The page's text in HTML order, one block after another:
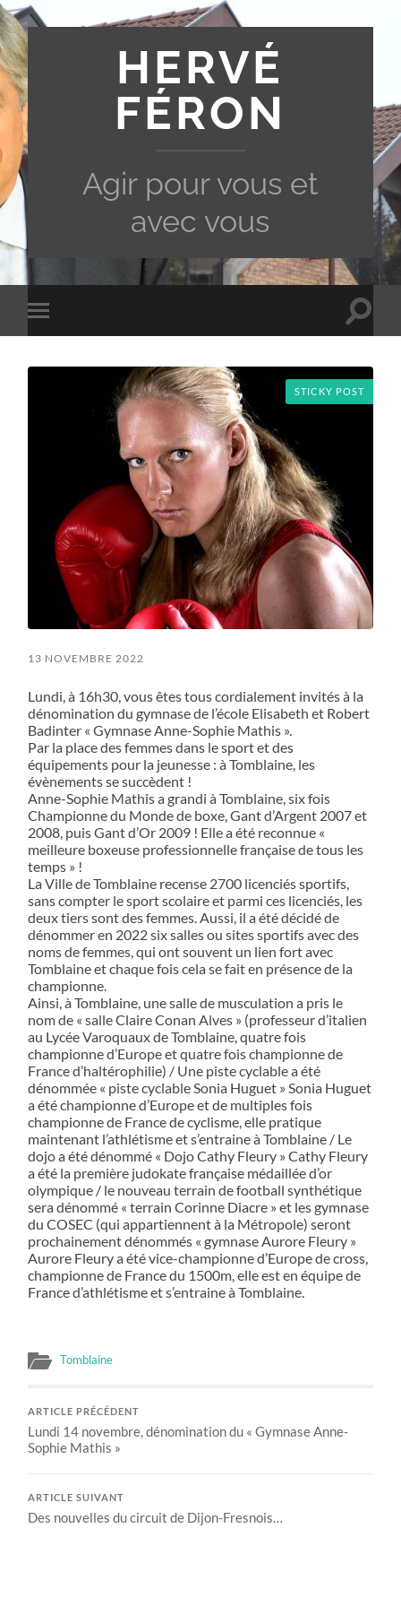
HERVÉ
FÉRON
Agir pour vous et
avec vous
Toggle
mobile
Toggle
STICKY POST
13 NOVEMBRE 2022
Lundi, à 16h30, vous êtes tous cordialement invités à la
dénomination du gymnase de l’école Elisabeth et Robert
Badinter « Gymnase Anne-Sophie Mathis ».
Par la place des femmes dans le sport et des
équipements pour la jeunesse : à Tomblaine, les
évènements se succèdent !
Anne-Sophie Mathis a grandi à Tomblaine, six fois
Championne du Monde de boxe, Gant d’Argent 2007 et
2008, puis Gant d’Or 2009 ! Elle a été reconnue «
meilleure boxeuse professionnelle française de tous les
temps » !
La Ville de Tomblaine recense 2700 licenciés sportifs,
sans compter le sport scolaire et parmi ces licenciés, les
deux tiers sont des femmes. Aussi, il a été décidé de
dénommer en 2022 six salles ou sites sportifs avec des
noms de femmes, qui ont souvent un lien fort avec
Tomblaine et chaque fois cela se fait en présence de la
championne.
Ainsi, à Tomblaine, une salle de musculation a pris le
nom de « salle Claire Conan Alves » (professeur d’italien
au Lycée Varoquaux de Tomblaine, quatre fois
championne d’Europe et quatre fois championne de
France d’haltérophilie) / Une piste cyclable a été
dénommée « piste cyclable Sonia Huguet » Sonia Huguet
a été championne d’Europe et de multiples fois
championne de France de cyclisme, elle pratique
maintenant l’athlétisme et s’entraine à Tomblaine / Le
dojo a été dénommé « Dojo Cathy Fleury » Cathy Fleury
a été la première judokate française médaillée d’or
olympique / le nouveau terrain de football synthétique
sera dénommé « terrain Corinne Diacre » et les gymnase
du COSEC (qui appartiennent à la Métropole) seront
prochainement dénommés « gymnase Aurore Fleury »
Aurore Fleury a été vice-championne d’Europe de cross,
championne de France du 1500m, elle est en équipe de
France d’athlétisme et s’entraine à Tomblaine.
Tomblaine
ARTICLE PRÉCÉDENT
Lundi 14 novembre, dénomination du « Gymnase Anne-
Sophie Mathis »
ARTICLE SUIVANT
Des nouvelles du circuit de Dijon-Fresnois…